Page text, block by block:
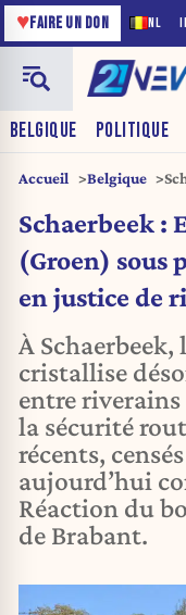
NL
♥FAIRE UN DON
BELGIQUE POLITIQUE
Accueil Belgique
Schaerbeek :
(Groen) sous
en justice de
À
cristallise
entre
la sécurité
récents,
aujourd’hui
Réaction du
de Brabant.